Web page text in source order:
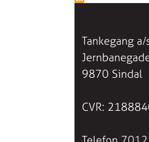
Tankegang a/
9870 Sindal
CVR: